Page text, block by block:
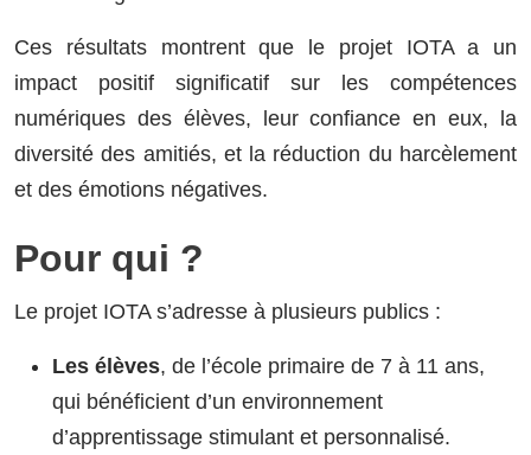
Ces résultats montrent que le projet IOTA a un
impact positif significatif sur les compétences
numériques des élèves, leur confiance en eux, la
diversité des amitiés, et la réduction du harcèlement
et des émotions négatives.
Pour qui ?
Le projet IOTA s’adresse à plusieurs publics :
Les élèves, de l’école primaire de 7 à 11 ans,
qui bénéficient d’un environnement
d’apprentissage stimulant et personnalisé.